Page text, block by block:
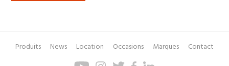
Pied
Menu
Produits News Location Occasions Marques Contact